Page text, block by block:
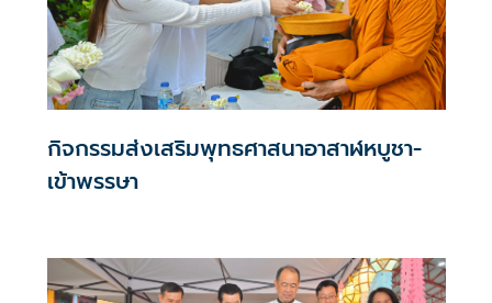
กิจกรรมส่งเสริมพุทธศาสนาอาสาฬหบูชา-
เข้าพรรษา